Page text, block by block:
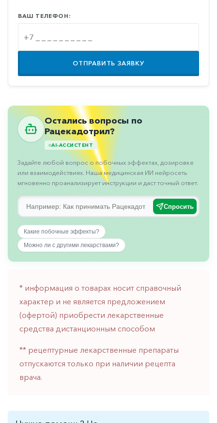
Противоопухолевые
Противоподагрические
Противорвотные
Противоэпилептические
Пульмонология
Сердечные
Сосудистые
Тромбозы
Урология
горло-
нос
Хирургия
Щитовидная
железа
ВАШ ТЕЛЕФОН:
ОТПРАВИТЬ ЗАЯВКУ
Остались вопросы по
Рацекадотрил?
AI-АССИСТЕНТ
Задайте любой вопрос о побочных эффектах, дозировке
или взаимодействиях. Наша медицинская ИИ нейросеть
мгновенно проанализирует инструкции и даст точный ответ.
Спросить
Какие побочные эффекты?
Можно ли с другими лекарствами?
* информация о товарах носит справочный
характер и не является предложением
(офертой) приобрести лекарственные
средства дистанционным способом
** рецептурные лекарственные препараты
отпускаются только при наличии рецепта
врача.